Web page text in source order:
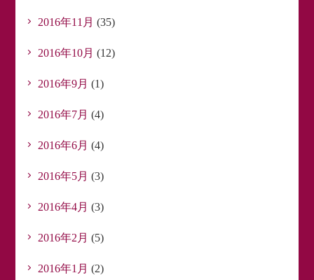
2016年11月 (35)
2016年10月 (12)
2016年9月 (1)
2016年7月 (4)
2016年6月 (4)
2016年5月 (3)
2016年4月 (3)
2016年2月 (5)
2016年1月 (2)